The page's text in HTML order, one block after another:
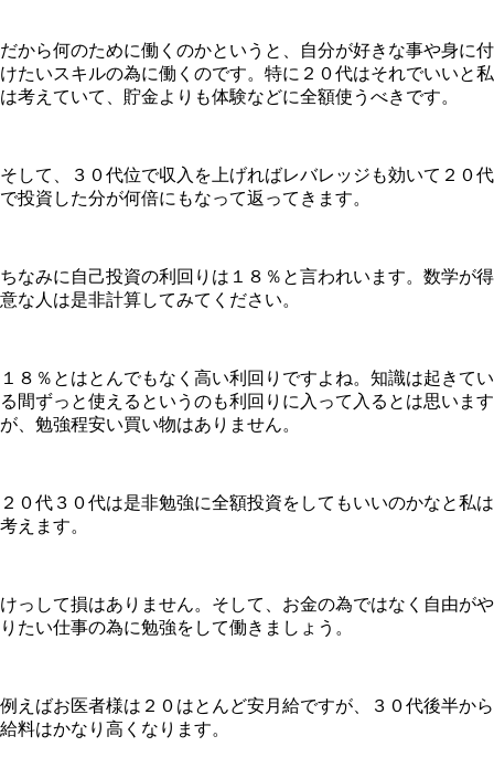
だから何のために働くのかというと、自分が好きな事や身に付
けたいスキルの為に働くのです。特に２０代はそれでいいと私
は考えていて、貯金よりも体験などに全額使うべきです。
そして、３０代位で収入を上げればレバレッジも効いて２０代
で投資した分が何倍にもなって返ってきます。
ちなみに自己投資の利回りは１８％と言われいます。数学が得
意な人は是非計算してみてください。
１８％とはとんでもなく高い利回りですよね。知識は起きてい
る間ずっと使えるというのも利回りに入って入るとは思います
が、勉強程安い買い物はありません。
２０代３０代は是非勉強に全額投資をしてもいいのかなと私は
考えます。
けっして損はありません。そして、お金の為ではなく自由がや
りたい仕事の為に勉強をして働きましょう。
例えばお医者様は２０はとんど安月給ですが、３０代後半から
給料はかなり高くなります。